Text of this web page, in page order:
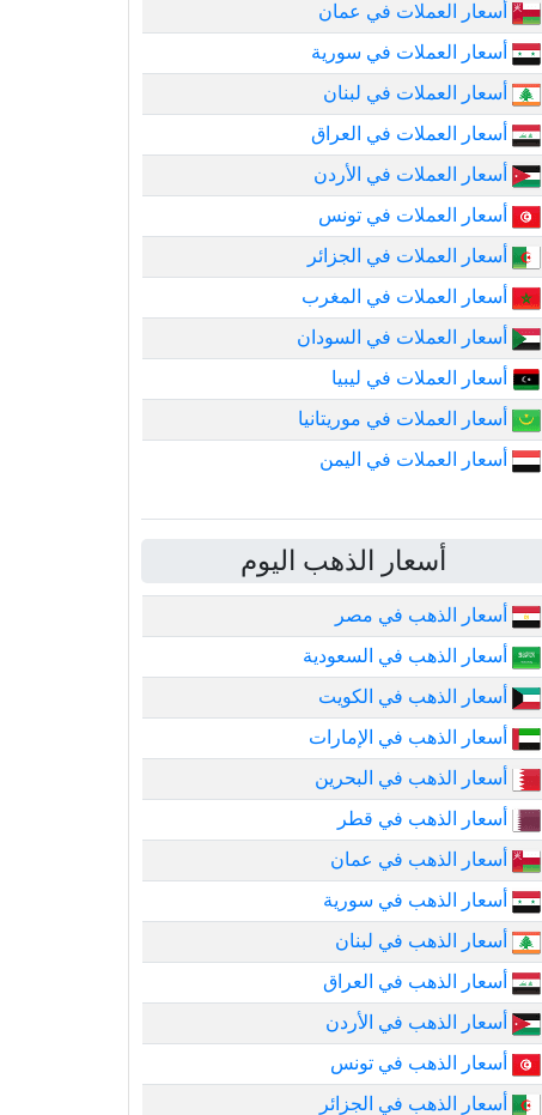
أسعار العملات في عمان
أسعار العملات في سورية
أسعار العملات في لبنان
أسعار العملات في العراق
أسعار العملات في الأردن
أسعار العملات في تونس
أسعار العملات في الجزائر
أسعار العملات في المغرب
أسعار العملات في السودان
أسعار العملات في ليبيا
أسعار العملات في موريتانيا
أسعار العملات في اليمن
أسعار الذهب اليوم
أسعار الذهب في مصر
أسعار الذهب في السعودية
أسعار الذهب في الكويت
أسعار الذهب في الإمارات
أسعار الذهب في البحرين
أسعار الذهب في قطر
أسعار الذهب في عمان
أسعار الذهب في سورية
أسعار الذهب في لبنان
أسعار الذهب في العراق
أسعار الذهب في الأردن
أسعار الذهب في تونس
أسعار الذهب في الجزائر